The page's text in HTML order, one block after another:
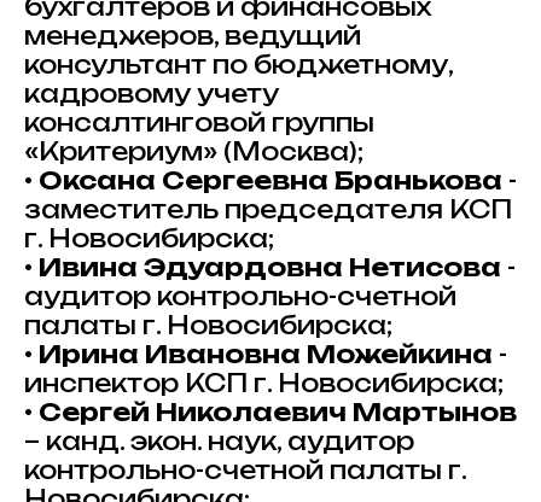
бухгалтеров и финансовых
менеджеров, ведущий
консультант по бюджетному,
кадровому учету
консалтинговой группы
«Критериум» (Москва);
• Оксана Сергеевна Бранькова -
заместитель председателя КСП
г. Новосибирска;
• Ивина Эдуардовна Нетисова -
аудитор контрольно-счетной
палаты г. Новосибирска;
• Ирина Ивановна Можейкина -
инспектор КСП г. Новосибирска;
• Сергей Николаевич Мартынов
– канд. экон. наук, аудитор
контрольно-счетной палаты г.